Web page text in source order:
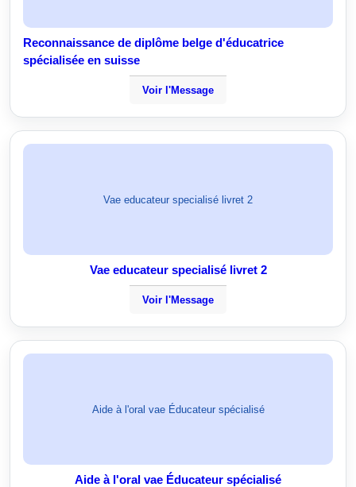
Reconnaissance de diplôme belge d'éducatrice
spécialisée en suisse
Voir l'Message
Vae educateur specialisé livret 2
Vae educateur specialisé livret 2
Voir l'Message
Aide à l'oral vae Éducateur spécialisé
Aide à l'oral vae Éducateur spécialisé